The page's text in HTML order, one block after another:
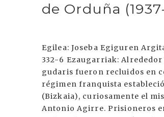
de Orduña
Egilea: Joseba Egiguren
332-6 Ezaugarriak:
gudaris fueron recluidos en
régimen franquista estableció
(Bizkaia), curiosamente el
Antonio Agirre. Prisioneros